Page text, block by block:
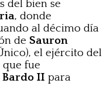
del bien se
, donde
al décimo día
de Sauron
el ejército del
fue
Bardo II para